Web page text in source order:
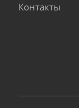
Контакты